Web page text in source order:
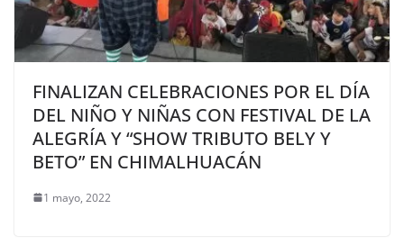
FINALIZAN CELEBRACIONES POR EL DÍA
DEL NIÑO Y NIÑAS CON FESTIVAL DE LA
ALEGRÍA Y “SHOW TRIBUTO BELY Y
BETO” EN CHIMALHUACÁN
1 mayo, 2022